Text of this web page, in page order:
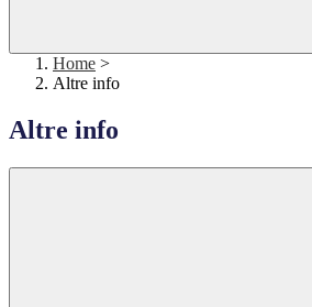
Home >
Altre info
Altre info